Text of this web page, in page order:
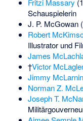
Schauspielerin
J. P. McGowan
Robert
Illustrator und
James
†Victor
Jimmy McLarnin
Norman Z.
Joseph T.